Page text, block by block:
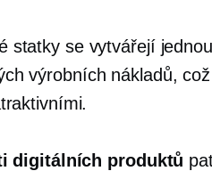
statky se vytvářejí
výrobních nákladů,
digitálních produktů